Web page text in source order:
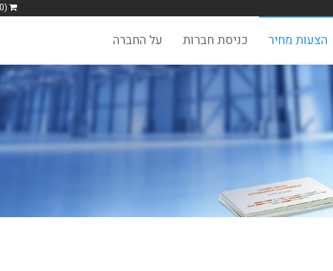
(0) פריטים - 0.00 ₪
הצעות מחיר כניסת חברות על החברה